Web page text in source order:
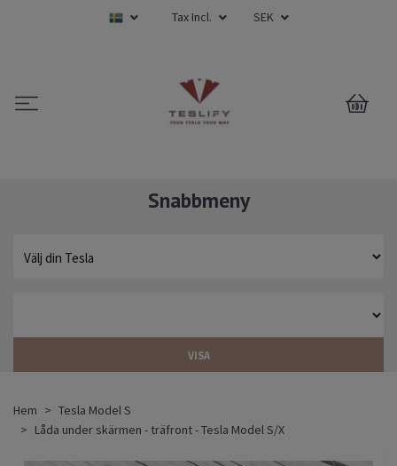
Tax Incl. SEK
0
Snabbmeny
VISA
Hem
Tesla Model S
Låda under skärmen - träfront - Tesla Model S/X